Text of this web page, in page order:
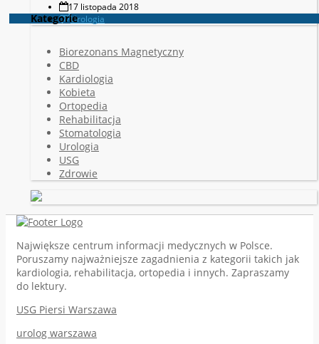
17 listopada 2018
Urologia
Kategorie
Biorezonans Magnetyczny
CBD
Kardiologia
Kobieta
Ortopedia
Rehabilitacja
Stomatologia
Urologia
USG
Zdrowie
Największe centrum informacji medycznych w Polsce.
Poruszamy najważniejsze zagadnienia z kategorii takich jak
kardiologia, rehabilitacja, ortopedia i innych. Zapraszamy
do lektury.
USG Piersi Warszawa
urolog warszawa